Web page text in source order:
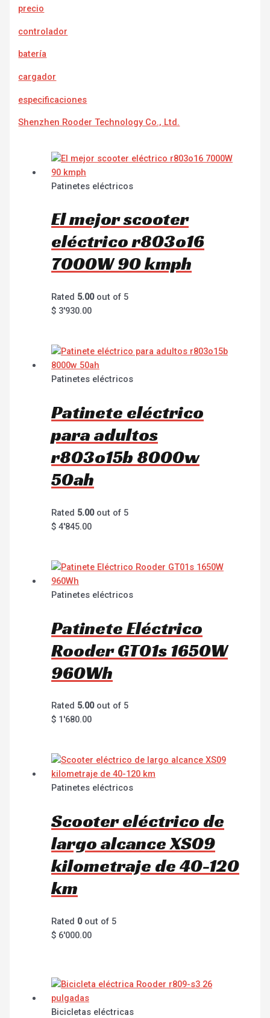
precio
controlador
batería
cargador
especificaciones
Shenzhen Rooder Technology Co., Ltd.
Patinetes eléctricos
El mejor scooter
eléctrico r803o16
7000W 90 kmph
Rated 5.00out of 5
$ 3'930.00
Patinetes eléctricos
Patinete eléctrico
para adultos
r803o15b 8000w
50ah
Rated 5.00out of 5
$ 4'845.00
Patinetes eléctricos
Patinete Eléctrico
Rooder GT01s 1650W
960Wh
Rated 5.00out of 5
$ 1'680.00
Patinetes eléctricos
Scooter eléctrico de
largo alcance XS09
kilometraje de 40-120
km
Rated 0out of 5
$ 6'000.00
Bicicletas eléctricas